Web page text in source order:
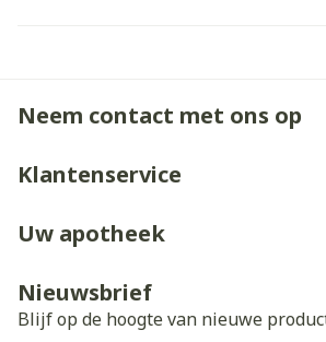
Neem contact met ons op
Klantenservice
Uw apotheek
Nieuwsbrief
Blijf op de hoogte van nieuwe